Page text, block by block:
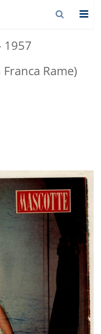
1957
Rame)